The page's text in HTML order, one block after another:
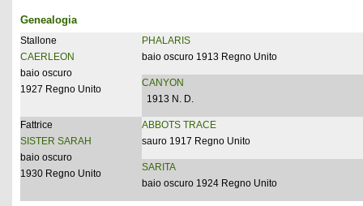
Genealogia
Stallone
CAERLEON
baio oscuro
1927 Regno Unito
PHALARIS
baio oscuro 1913 Regno Unito
CANYON
1913 N. D.
Fattrice
SISTER SARAH
baio oscuro
1930 Regno Unito
ABBOTS TRACE
sauro 1917 Regno Unito
SARITA
baio oscuro 1924 Regno Unito